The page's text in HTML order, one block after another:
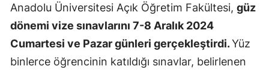
Anadolu Üniversitesi Açık Öğretim Fakültesi, güz
dönemi vize sınavlarını 7-8 Aralık 2024
Cumartesi ve Pazar günleri gerçekleştirdi.Yüz
binlerce öğrencinin katıldığı sınavlar, belirlenen